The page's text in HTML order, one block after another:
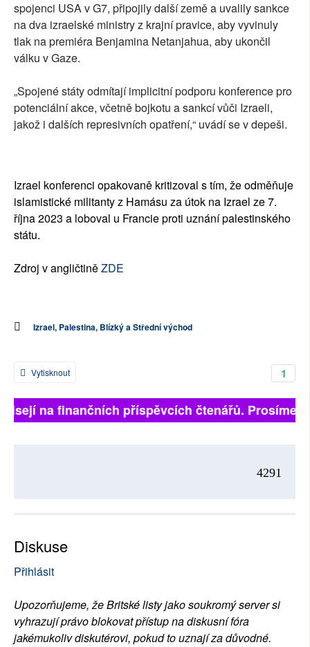
spojenci USA v G7, připojily další země a uvalily sankce
na dva izraelské ministry z krajní pravice, aby vyvinuly
tlak na premiéra Benjamina Netanjahua, aby ukončil
válku v Gaze.
„Spojené státy odmítají implicitní podporu konference pro
potenciální akce, včetně bojkotu a sankcí vůči Izraeli,
jakož i dalších represivních opatření,“ uvádí se v depeši.
Izrael konferenci opakovaně kritizoval s tím, že odměňuje
islamistické militanty z Hamásu za útok na Izrael ze 7.
října 2023 a loboval u Francie proti uznání palestinského
státu.
Zdroj v angličtiněZDE
Izrael, Palestina, Blízký a Střední východ
1
Vytisknout
na finančních příspěvcích čtenářů. Prosíme,
4291
Diskuse
Přihlásit
Upozorňujeme, že Britské listy jako soukromý server si
vyhrazují právo blokovat přístup na diskusní fóra
jakémukoliv diskutérovi, pokud to uznají za důvodné.